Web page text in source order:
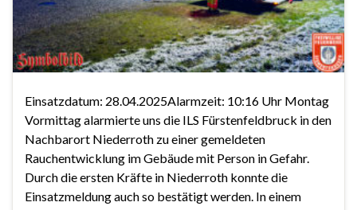
Einsatzdatum: 28.04.2025Alarmzeit: 10:16 Uhr Montag
Vormittag alarmierte uns die ILS Fürstenfeldbruck in den
Nachbarort Niederroth zu einer gemeldeten
Rauchentwicklung im Gebäude mit Person in Gefahr.
Durch die ersten Kräfte in Niederroth konnte die
Einsatzmeldung auch so bestätigt werden. In einem